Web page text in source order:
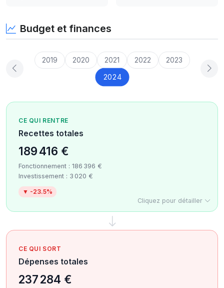
Budget et finances
2019 2020 2021 2022 2023
2024
CE QUI RENTRE
Recettes totales
189 416 €
Fonctionnement : 186 396 €
Investissement : 3 020 €
▼ -23.5%
Cliquez pour détailler
CE QUI SORT
Dépenses totales
237 284 €